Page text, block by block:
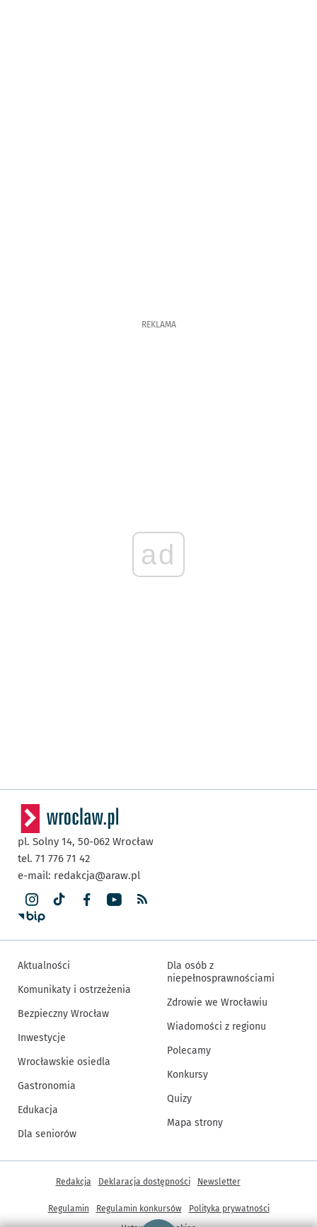
REKLAMA
ad
pl. Solny 14, 50-062 Wrocław
tel. 71 776 71 42
e-mail: redakcja@araw.pl
Aktualności
Komunikaty i ostrzeżenia
Bezpieczny Wrocław
Inwestycje
Wrocławskie osiedla
Gastronomia
Edukacja
Dla seniorów
Dla osób z
niepełnosprawnościami
Zdrowie we Wrocławiu
Wiadomości z regionu
Polecamy
Konkursy
Quizy
Mapa strony
Inne informacje
Redakcja Deklaracja dostępności Newsletter
Regulamin Regulamin konkursów
Polityka prywatności